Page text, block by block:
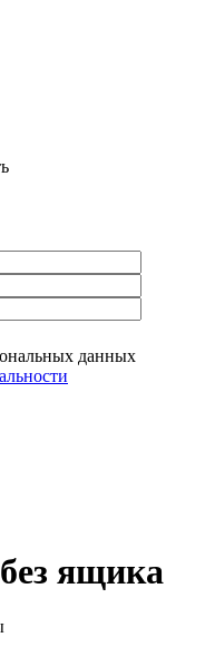
данных
ящика